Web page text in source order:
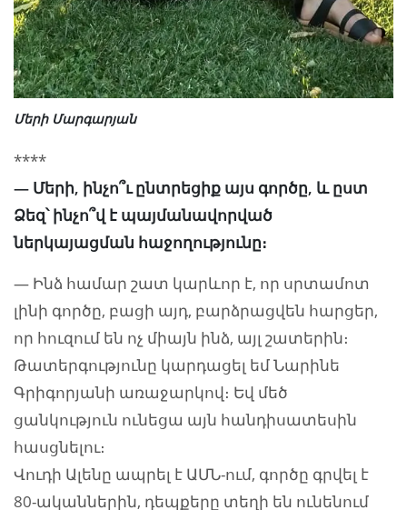
Մերի Մարգարյան
****
— Մերի, ինչո՞ւ ընտրեցիք այս գործը, և ըստ
Ձեզ՝ ինչո՞վ է պայմանավորված
ներկայացման հաջողությունը։
— Ինձ համար շատ կարևոր է, որ սրտամոտ
լինի գործը, բացի այդ, բարձրացվեն հարցեր,
որ հուզում են ոչ միայն ինձ, այլ շատերին։
Թատերգությունը կարդացել եմ Նարինե
Գրիգորյանի առաջարկով։ Եվ մեծ
ցանկություն ունեցա այն հանդիսատեսին
հասցնելու։
Վուդի Ալենը ապրել է ԱՄՆ-ում, գործը գրվել է
80-ականներին, դեպքերը տեղի են ունենում